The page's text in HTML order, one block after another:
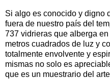
Si algo es conocido y digno
fuera de nuestro país del
737 vidrieras que alberga
metros cuadrados de luz y
totalmente envolvente y
mismas no solo es
que es un muestrario del